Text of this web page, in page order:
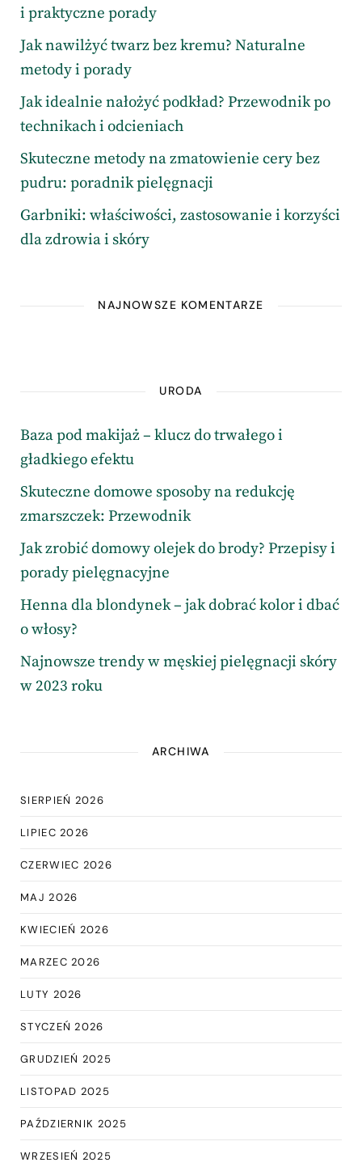
i praktyczne porady
Jak nawilżyć twarz bez kremu? Naturalne
metody i porady
Jak idealnie nałożyć podkład? Przewodnik po
technikach i odcieniach
Skuteczne metody na zmatowienie cery bez
pudru: poradnik pielęgnacji
Garbniki: właściwości, zastosowanie i korzyści
dla zdrowia i skóry
NAJNOWSZE KOMENTARZE
URODA
Baza pod makijaż – klucz do trwałego i
gładkiego efektu
Skuteczne domowe sposoby na redukcję
zmarszczek: Przewodnik
Jak zrobić domowy olejek do brody? Przepisy i
porady pielęgnacyjne
Henna dla blondynek – jak dobrać kolor i dbać
o włosy?
Najnowsze trendy w męskiej pielęgnacji skóry
w 2023 roku
ARCHIWA
SIERPIEŃ 2026
LIPIEC 2026
CZERWIEC 2026
MAJ 2026
KWIECIEŃ 2026
MARZEC 2026
LUTY 2026
STYCZEŃ 2026
GRUDZIEŃ 2025
LISTOPAD 2025
PAŹDZIERNIK 2025
WRZESIEŃ 2025